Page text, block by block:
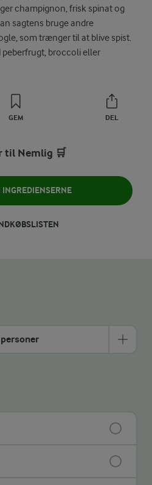
champignon, frisk spinat og
sagtens bruge andre
som trænger til at blive spist.
peberfrugt, broccoli eller
GEM DEL
til Nemlig 🛒